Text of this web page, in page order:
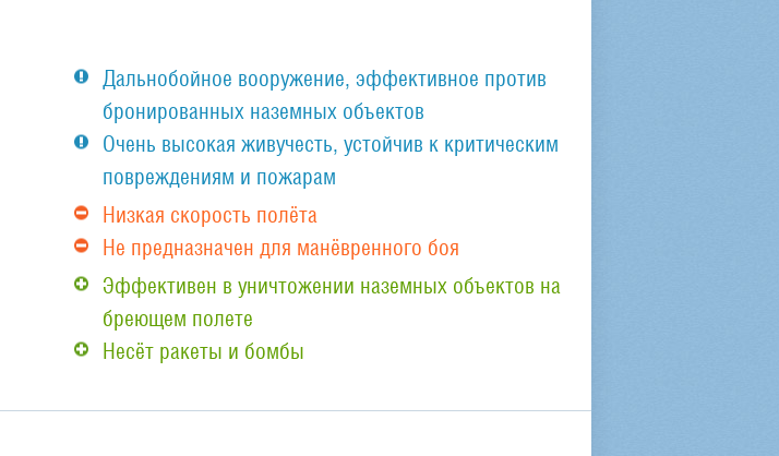
Дальнобойное вооружение, эффективное против
бронированных наземных объектов
Очень высокая живучесть, устойчив к критическим
повреждениям и пожарам
Низкая скорость полёта
Не предназначен для манёвренного боя
Эффективен в уничтожении наземных объектов на
бреющем полете
Несёт ракеты и бомбы